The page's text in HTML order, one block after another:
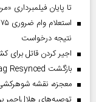
تا پایان فیلمبرداری
نتیجه درخواست
اجیر کردن قاتل
بازگشت Black Flag Resynced خبری جذاب برای دوستداران بازی
معجزه، نقشه